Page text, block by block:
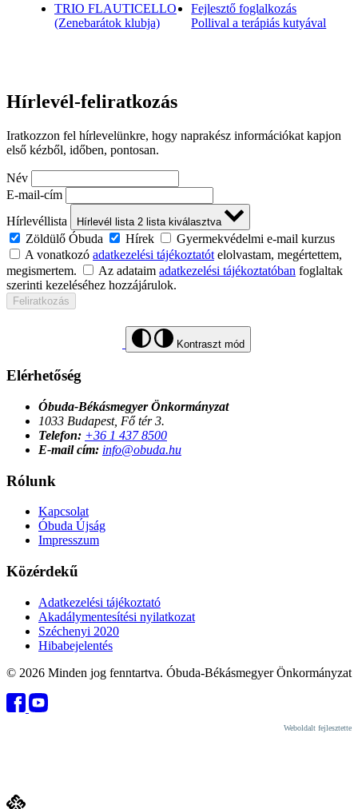
TRIO FLAUTICELLO
(Zenebarátok klubja)
Fejlesztő foglalkozás
Pollival a terápiás kutyával
Hírlevél-feliratkozás
Iratkozzon fel hírlevelünkre, hogy naprakész információkat kapjon
első kézből, időben, pontosan.
Név
E-mail-cím
Hírlevéllista
Hírlevél lista 2 lista kiválasztva
Zöldülő Óbuda Hírek
Gyermekvédelmi e-mail kurzus
A vonatkozó adatkezelési tájékoztatót elolvastam, megértettem,
megismertem.
Az adataim adatkezelési tájékoztatóban foglaltak
szerinti kezeléséhez hozzájárulok.
Feliratkozás
Kontraszt mód
Elérhetőség
Óbuda-Békásmegyer Önkormányzat
1033 Budapest, Fő tér 3.
Telefon: +36 1 437 8500
E-mail cím: info@obuda.hu
Rólunk
Kapcsolat
Óbuda Újság
Impresszum
Közérdekű
Adatkezelési tájékoztató
Akadálymentesítési nyilatkozat
Széchenyi 2020
Hibabejelentés
© 2026 Minden jog fenntartva. Óbuda-Békásmegyer Önkormányzat
Weboldalt fejlesztette